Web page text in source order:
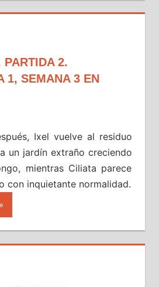
PARTIDA 2.
1, SEMANA 3 EN
Ixel vuelve al residuo
un jardín extraño creciendo
mientras Ciliata parece
con inquietante normalidad.